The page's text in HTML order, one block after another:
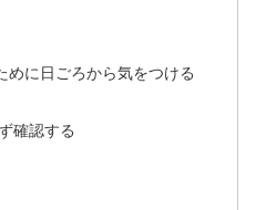
めに日ごろから気をつける
確認する